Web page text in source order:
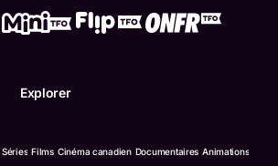
Explorer
Séries Films Cinéma canadien Documentaires Animations
Confidentialité
langue française de l’Ontario (TFO) -